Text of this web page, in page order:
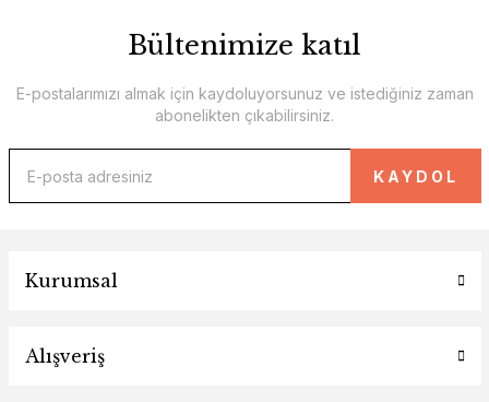
Bültenimize katıl
E-postalarımızı almak için kaydoluyorsunuz ve istediğiniz zaman
abonelikten çıkabilirsiniz.
KAYDOL
Kurumsal
Alışveriş